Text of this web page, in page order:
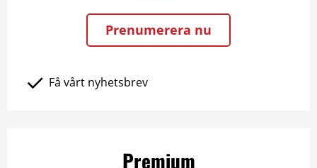
Prenumerera nu
Få vårt nyhetsbrev
Premium